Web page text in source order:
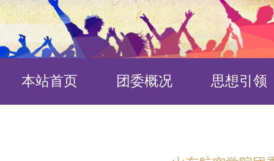
本站首页 团委概况 思想引领